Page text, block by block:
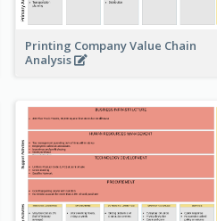
Printing Company Value Chain
Analysis